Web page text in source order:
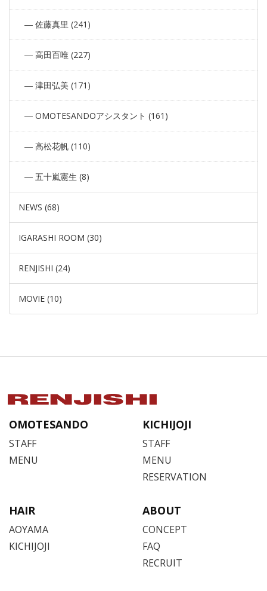
佐藤真里 (241)
高田百唯 (227)
津田弘美 (171)
OMOTESANDOアシスタント (161)
高松花帆 (110)
五十嵐憲生 (8)
NEWS (68)
IGARASHI ROOM (30)
RENJISHI (24)
MOVIE (10)
OMOTESANDO
STAFF
MENU
KICHIJOJI
STAFF
MENU
RESERVATION
HAIR
AOYAMA
KICHIJOJI
ABOUT
CONCEPT
FAQ
RECRUIT